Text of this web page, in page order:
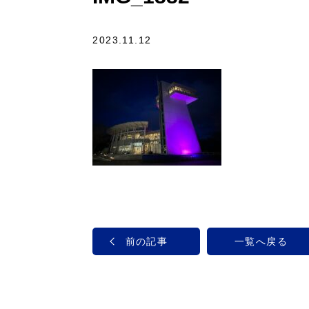
2023.11.12
前の記事 一覧へ戻る